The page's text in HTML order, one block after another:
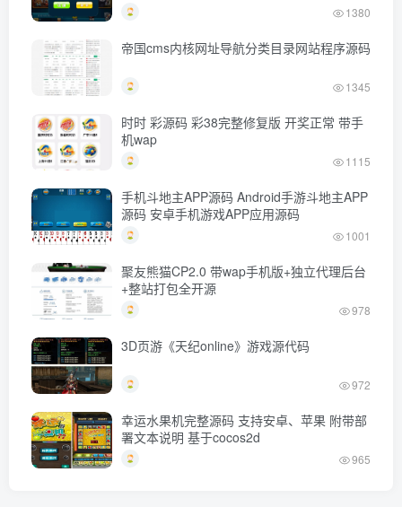
1380
帝国cms内核网址导航分类目录网站程序源码
1345
时时 彩源码 彩38完整修复版 开奖正常 带手
机wap
1115
手机斗地主APP源码 Android手游斗地主APP
源码 安卓手机游戏APP应用源码
1001
聚友熊猫CP2.0 带wap手机版+独立代理后台
+整站打包全开源
978
3D页游《天纪online》游戏源代码
972
幸运水果机完整源码 支持安卓、苹果 附带部
署文本说明 基于cocos2d
965